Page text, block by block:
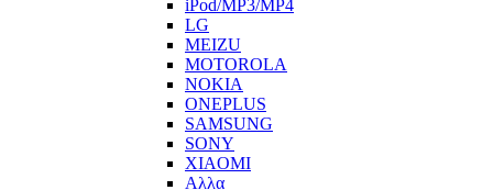
iPod/MP3/MP4
LG
MEIZU
MOTOROLA
NOKIA
ONEPLUS
SAMSUNG
SONY
XIAOMI
Αλλα